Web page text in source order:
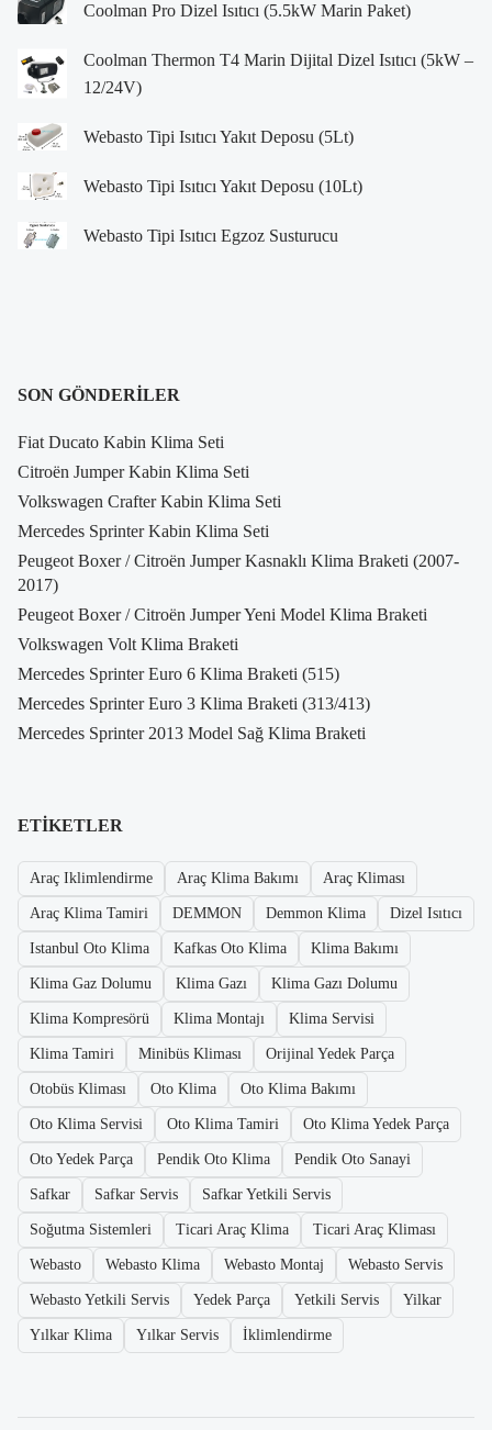
Coolman Pro Dizel Isıtıcı (5.5kW Marin Paket)
Coolman Thermon T4 Marin Dijital Dizel Isıtıcı (5kW –
12/24V)
Webasto Tipi Isıtıcı Yakıt Deposu (5Lt)
Webasto Tipi Isıtıcı Yakıt Deposu (10Lt)
Webasto Tipi Isıtıcı Egzoz Susturucu
SON GÖNDERILER
Fiat Ducato Kabin Klima Seti
Citroën Jumper Kabin Klima Seti
Volkswagen Crafter Kabin Klima Seti
Mercedes Sprinter Kabin Klima Seti
Peugeot Boxer / Citroën Jumper Kasnaklı Klima Braketi (2007-
2017)
Peugeot Boxer / Citroën Jumper Yeni Model Klima Braketi
Volkswagen Volt Klima Braketi
Mercedes Sprinter Euro 6 Klima Braketi (515)
Mercedes Sprinter Euro 3 Klima Braketi (313/413)
Mercedes Sprinter 2013 Model Sağ Klima Braketi
ETIKETLER
Araç Iklimlendirme Araç Klima Bakımı Araç Kliması
Araç Klima Tamiri DEMMON Demmon Klima Dizel Isıtıcı
Istanbul Oto Klima Kafkas Oto Klima Klima Bakımı
Klima Gaz Dolumu Klima Gazı Klima Gazı Dolumu
Klima Kompresörü Klima Montajı Klima Servisi
Klima Tamiri Minibüs Kliması Orijinal Yedek Parça
Otobüs Kliması Oto Klima Oto Klima Bakımı
Oto Klima Servisi Oto Klima Tamiri Oto Klima Yedek Parça
Oto Yedek Parça Pendik Oto Klima Pendik Oto Sanayi
Safkar Safkar Servis Safkar Yetkili Servis
Soğutma Sistemleri Ticari Araç Klima Ticari Araç Kliması
Webasto Webasto Klima Webasto Montaj Webasto Servis
Webasto Yetkili Servis Yedek Parça Yetkili Servis Yilkar
Yılkar Klima Yılkar Servis İklimlendirme